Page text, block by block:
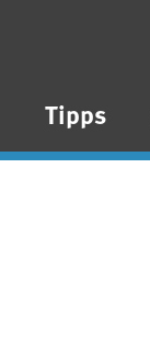
Tipps